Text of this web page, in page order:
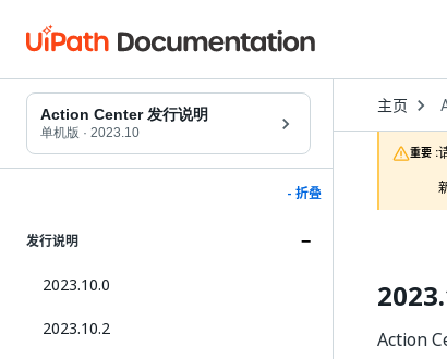
Action Center 发行说明
单机版 · 2023.10
- 折叠
发行说明
2023.10.0
2023.10.2
主页
重要 :
Action